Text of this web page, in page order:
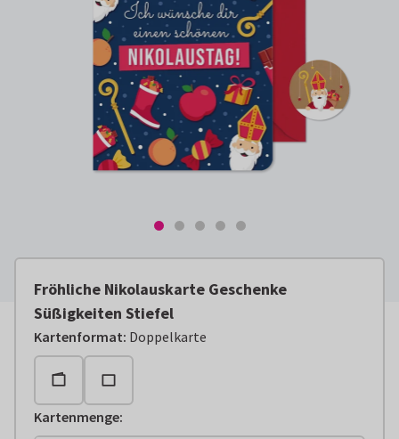
Fröhliche Nikolauskarte Geschenke
Süßigkeiten Stiefel
Kartenformat: Doppelkarte
Kartenmenge: